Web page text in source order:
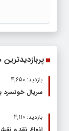
پربازدیدترین
بازدید: 4,650
سریال خونسرد
بازدید: 3,110